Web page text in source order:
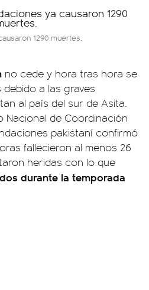
1290 muertes.
no cede y hora tras hora se
a las graves
al país del sur de Asita.
Nacional de Coordinación
pakistaní confirmó
fallecieron al menos 26
heridas con lo que
durante la temporada